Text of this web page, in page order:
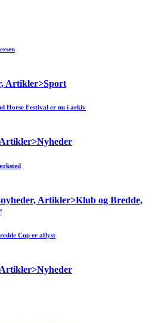
Artikler>Sport
Horse Festival er nu i arkiv
Artikler>Klub og Bredde,
Cup er aflyst